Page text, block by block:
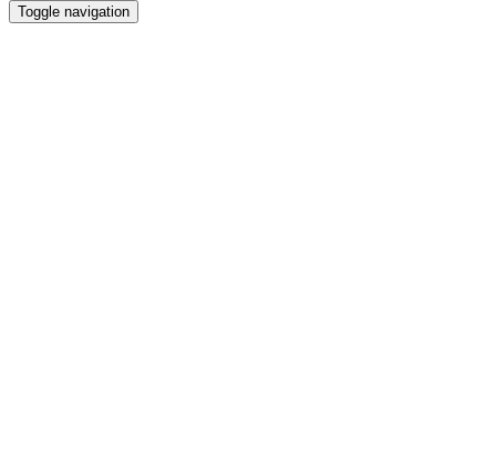
Toggle navigation